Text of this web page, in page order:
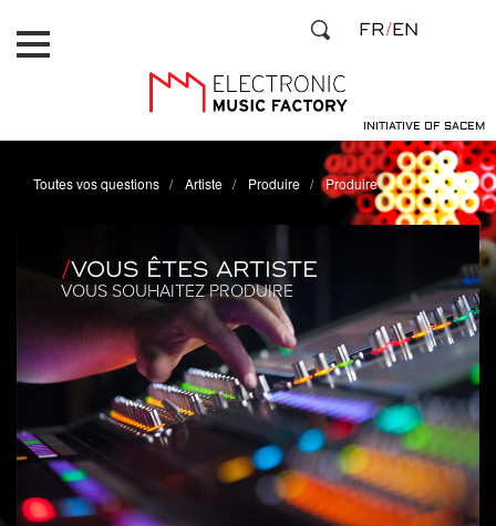
au
contenu
INITIATIVE OF SACEM
FR EN
Toutes vos questions Artiste Produire Produire
VOUS ÊTES ARTISTE
VOUS SOUHAITEZ PRODUIRE